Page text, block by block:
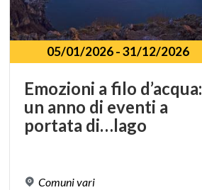
05/01/2026-31/12/2026
Emozioni a filo d’acqua:
un anno di eventi a
portata di…lago
Comunivari